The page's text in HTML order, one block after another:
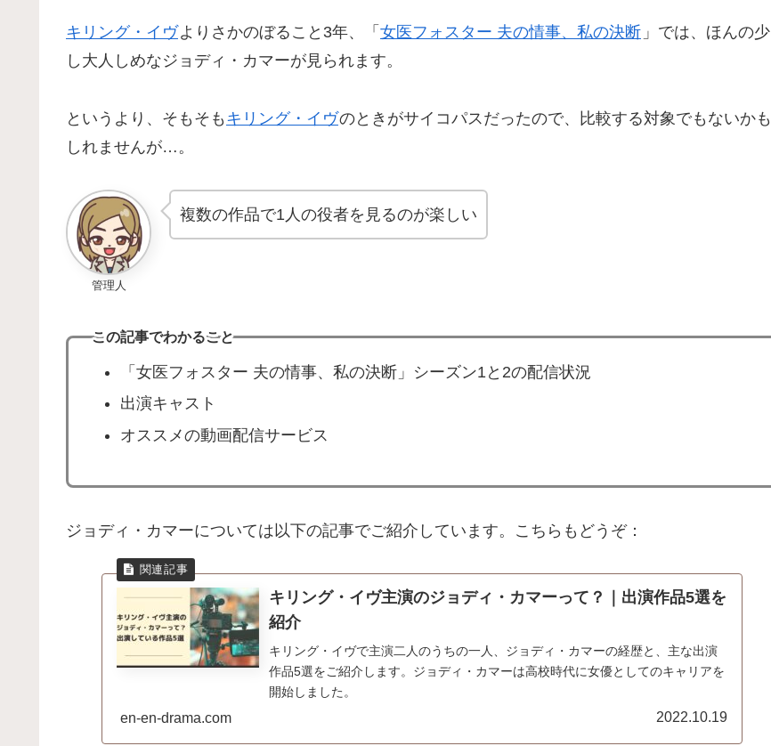
キリング・イヴよりさかのぼること3年、「 女医フォスター 夫の情事、私の決断 」では、ほんの少
し大人しめなジョディ・カマーが見られます。
というより、そもそも キリング・イヴのときがサイコパスだったので、比較する対象でもないかも
しれませんが…。
管理人
複数の作品で1人の役者を見るのが楽しい
この記事でわかること
「女医フォスター 夫の情事、私の決断」シーズン1と2の配信状況
出演キャスト
オススメの動画配信サービス
ジョディ・カマーについては以下の記事でご紹介しています。こちらもどうぞ：
キリング・イヴ主演のジョディ・カマーって？｜出演作品5選を
紹介
キリング・イヴで主演二人のうちの一人、ジョディ・カマーの経歴と、主な出演
作品5選をご紹介します。ジョディ・カマーは高校時代に女優としてのキャリアを
開始しました。
en-en-drama.com 2022.10.19